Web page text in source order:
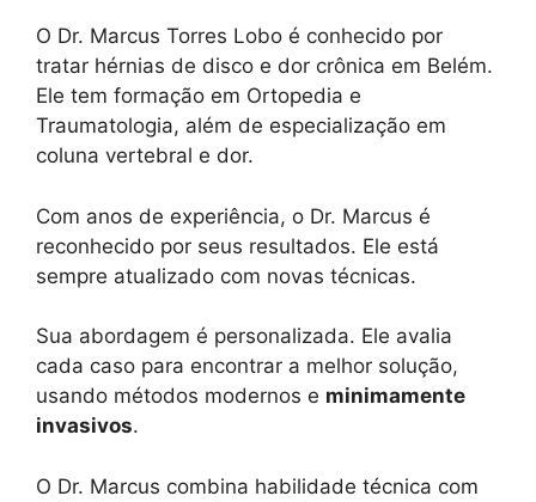
O Dr. Marcus Torres Lobo é conhecido por
tratar hérnias de disco e dor crônica em Belém.
Ele tem formação em Ortopedia e
Traumatologia, além de especialização em
coluna vertebral e dor.
Com anos de experiência, o Dr. Marcus é
reconhecido por seus resultados. Ele está
sempre atualizado com novas técnicas.
Sua abordagem é personalizada. Ele avalia
cada caso para encontrar a melhor solução,
usando métodos modernos e minimamente
invasivos.
O Dr. Marcus combina habilidade técnica com